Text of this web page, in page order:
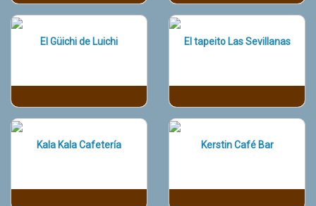
El Güichi de Luichi El tapeito Las Sevillanas
Kala Kala Cafetería Kerstin Café Bar